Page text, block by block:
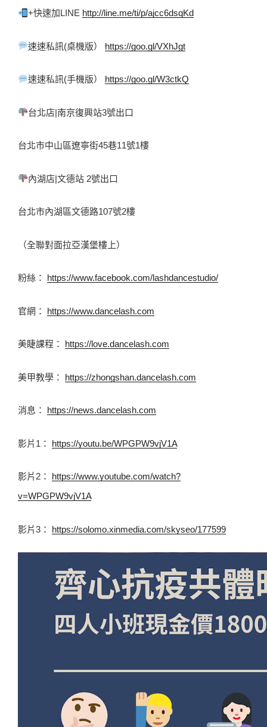
+快速加LINE http://line.me/ti/p/ajcc6dsqKd
速速私訊(桌機版） https://goo.gl/VXhJgt
速速私訊(手機版） https://goo.gl/W3ctkQ
台北店|南京復興站3號出口
台北市中山區遼寧街45巷11號1樓
內湖店|文德站 2號出口
台北市內湖區文德路107號2樓
（全聯對面拉亞漢堡樓上）
粉絲： https://www.facebook.com/lashdancestudio/
官網： https://www.dancelash.com
美睫課程： https://love.dancelash.com
美甲教學： https://zhongshan.dancelash.com
消息： https://news.dancelash.com
影片1： https://youtu.be/WPGPW9vjV1A
影片2：
https://www.youtube.com/watch?
v=WPGPW9vjV1A
影片3： https://solomo.xinmedia.com/skyseo/177599